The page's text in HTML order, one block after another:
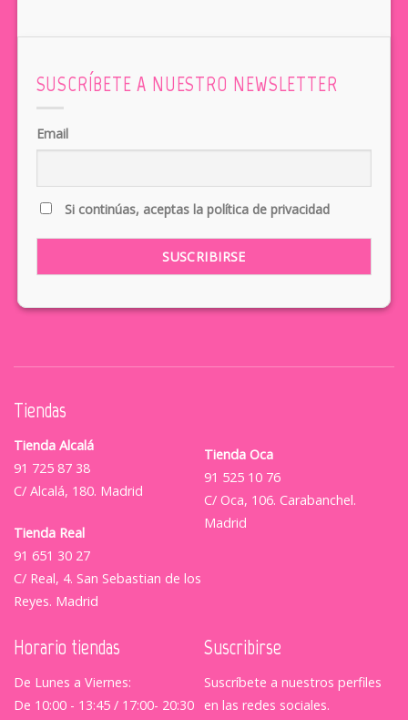
SUSCRÍBETE A NUESTRO NEWSLETTER
Email
Si continúas, aceptas la política de privacidad
Tiendas
Tienda Alcalá
91 725 87 38
C/ Alcalá, 180. Madrid
Tienda Real
91 651 30 27
C/ Real, 4. San Sebastian de los
Reyes. Madrid
Tienda Oca
91 525 10 76
C/ Oca, 106. Carabanchel.
Madrid
Horario tiendas
De Lunes a Viernes:
De 10:00 - 13:45 / 17:00- 20:30
Suscribirse
Suscríbete a nuestros perfiles
en las redes sociales.